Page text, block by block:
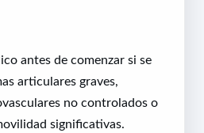
antes de comenzar si se
articulares graves,
no controlados o
significativas.